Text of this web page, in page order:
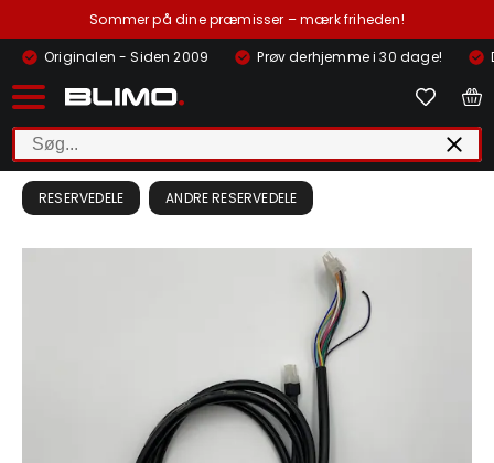
Sommer på dine præmisser – mærk friheden!
Originalen - Siden 2009
Prøv derhjemme i 30 dage!
RESERVEDELE ANDRE RESERVEDELE